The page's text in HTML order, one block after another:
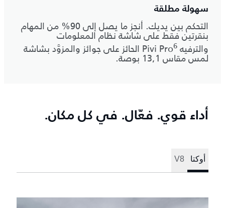
سهولة مطلقة
التحكم بين يديك. أنجز ما يصل إلى 90% من المهام
بنقرتين فقط على شاشة نظام المعلومات
والترفيه Pivi Pro 6 ‎ الحائز على جوائز والمزوَّد بشاشة
لمس مقاس 13,1 بوصة.
أداء قوي. فعّال. في كل مكان.
أوكتا V8